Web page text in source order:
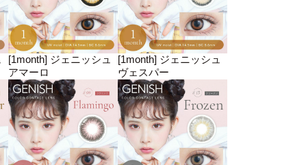
[1month] ジェニッシュ
アマーロ
[1month] ジェニッシュ
ヴェスパー